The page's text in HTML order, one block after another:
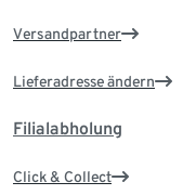
Versandpartner
Lieferadresse ändern
Filialabholung
Click & Collect